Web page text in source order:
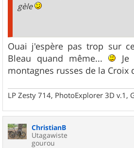
gèle
Ouai j'espère pas trop sur
Bleau quand même...
montagnes russes de la Croix
LP Zesty 714, PhotoExplorer 3D v.1,
ChristianB
Utagawiste
gourou